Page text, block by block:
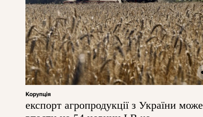
Корупція
експорт агропродукції з України може